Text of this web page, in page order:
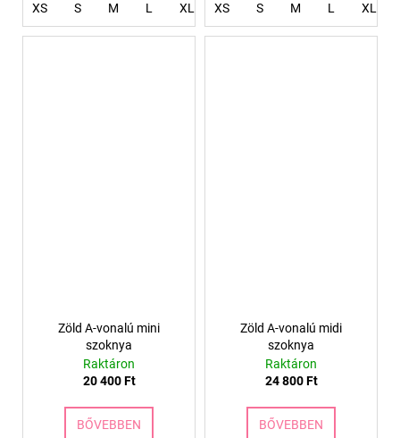
XS S M L XL XXXL 4XL
XS S M L XL
Zöld A-vonalú mini
szoknya
Raktáron
20 400 Ft
BŐVEBBEN
Zöld A-vonalú midi
szoknya
Raktáron
24 800 Ft
BŐVEBBEN